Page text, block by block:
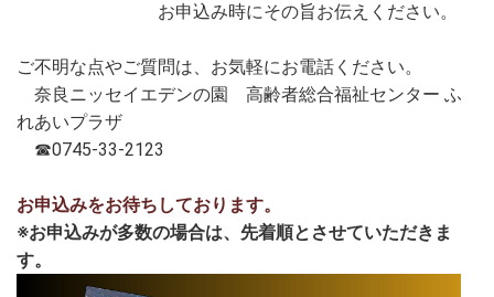
お申込み時にその旨お伝えください。
ご不明な点やご質問は、お気軽にお電話ください。
奈良ニッセイエデンの園 高齢者総合福祉センター ふ
れあいプラザ
☎0745-33-2123
お申込みをお待ちしております。
※お申込みが多数の場合は、先着順とさせていただきま
す。